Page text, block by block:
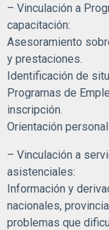
– Vinculación a
capacitación:
Asesoramiento
y prestaciones.
Identificación de
Programas de
inscripción.
Orientación
– Vinculación a
asistenciales:
Información y
nacionales,
problemas que